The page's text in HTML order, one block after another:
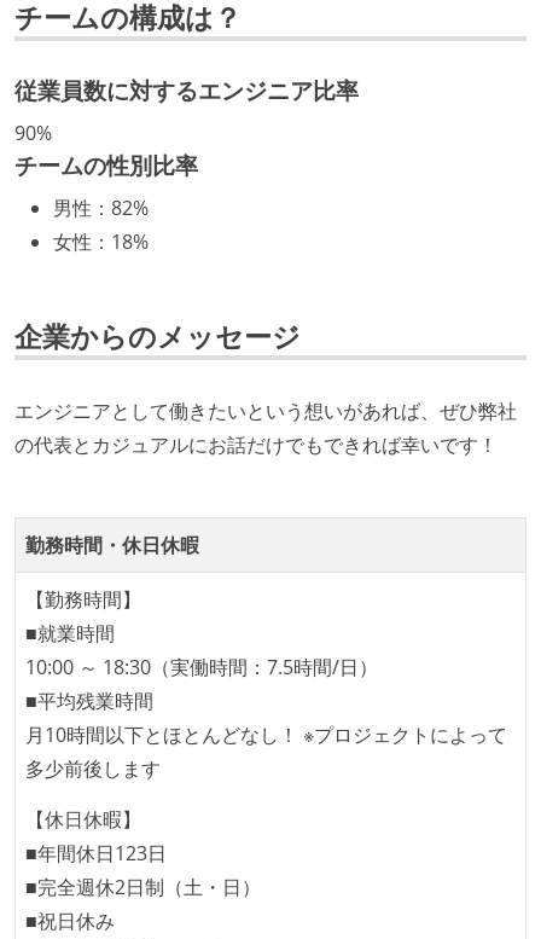
取締役（社内）または執行役員として、エンジニアリ
ング部門の人間が経営に参加している
経営トップがエンジニア出身、または現役のエンジニ
開発メンバーの裁量
OS やエディタ、IDE といった個人の環境は、各自の責
任で好きなものを使うことができる
タスクの見積もりは、実装を担当するメンバーが中心
プロダクトの開発言語やフレームワークなど主要な構
成技術は、基本的に最新版より1年以上ビハインドし
コード品質向上のための取り組み
ーまたはペアプログラミングを実施している
「リファクタリングは随時行われるべき」という価値
観をメンバー全員が共有しており、日常的に実施して
いる
何らかのコーディング規約をチーム全体で遵守するよ
うにしている
提出されたコードには自動的にリグレッションテスト
が実行される環境が構築されている
コード品質評価ツールを導入して、メンバーが常に確
認できるようにしている
チームの構成は？
従業員数に対するエンジニア比率
90%
チームの性別比率
男性 ： 82%
女性 ： 18%
企業からのメッセージ
エンジニアとして働きたいという想いがあれば、ぜひ弊社
の代表とカジュアルにお話だけでもできれば幸いです！
勤務時間・休日休暇
【勤務時間】
■就業時間
10:00 ～ 18:30（実働時間：7.5時間/日）
■平均残業時間
月10時間以下とほとんどなし！ ※プロジェクトによって
多少前後します
【休日休暇】
■年間休日123日
■完全週休2日制（土・日）
■祝日休み